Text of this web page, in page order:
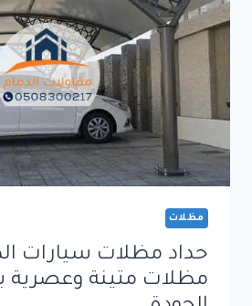
والمرافق
الخارجية
بأعلى
جودة
مظلات
حداد مظلات سيارات
مظلات متينة وعصرية